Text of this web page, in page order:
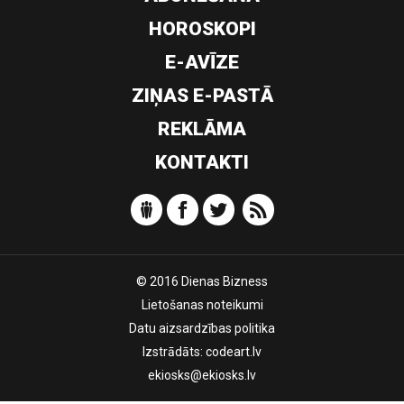
HOROSKOPI
E-AVĪZE
ZIŅAS E-PASTĀ
REKLĀMA
KONTAKTI
© 2016 Dienas Bizness
Lietošanas noteikumi
Datu aizsardzības politika
Izstrādāts: codeart.lv
ekiosks@ekiosks.lv